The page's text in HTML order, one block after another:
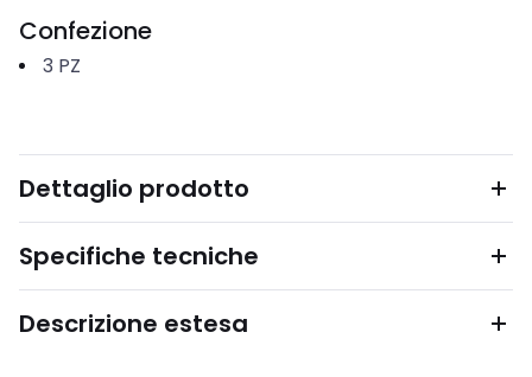
Confezione
3 PZ
Dettaglio prodotto
Specifiche tecniche
Descrizione estesa